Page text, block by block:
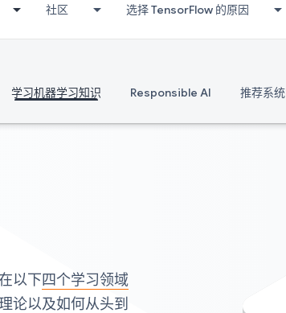
社区 选择 TensorFlow 的原因
学习机器学习知识 Responsible AI 推荐系统
以下四个学习领域
论以及如何从头到